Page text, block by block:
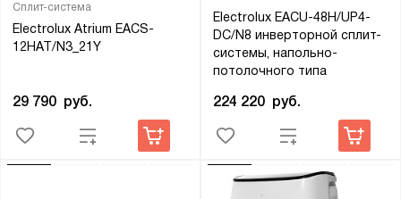
Сплит-система
Electrolux Atrium EACS-
12HAT/N3_21Y
29 790 руб.
Electrolux EACU-48H/UP4-
DC/N8 инверторной сплит-
системы, напольно-
потолочного типа
224 220 руб.